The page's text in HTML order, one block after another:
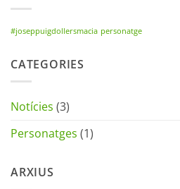
#joseppuigdollersmacia personatge
CATEGORIES
Notícies (3)
Personatges (1)
ARXIUS